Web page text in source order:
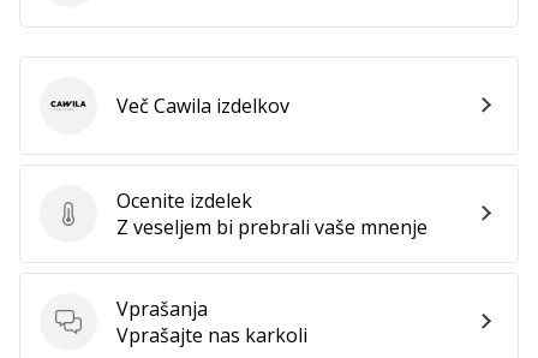
Ocenite izdelek
Ocenite izdelek
Z veseljem bi prebrali vaše mnenje
Vprašanja
Vprašanja
Vprašajte nas karkoli
CawilaVeč Cawila izdelkov